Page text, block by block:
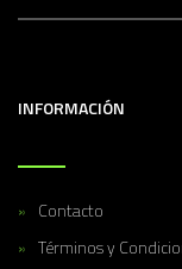
INFORMACIÓN
Contacto
Términos y